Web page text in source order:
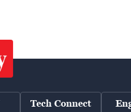
Tech Connect